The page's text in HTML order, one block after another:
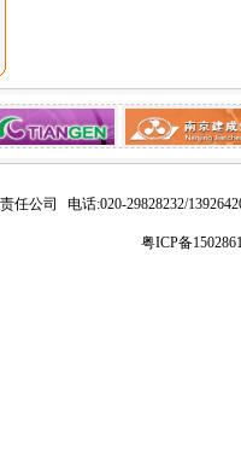
任公司 电话:020-29828232/
粤ICP备